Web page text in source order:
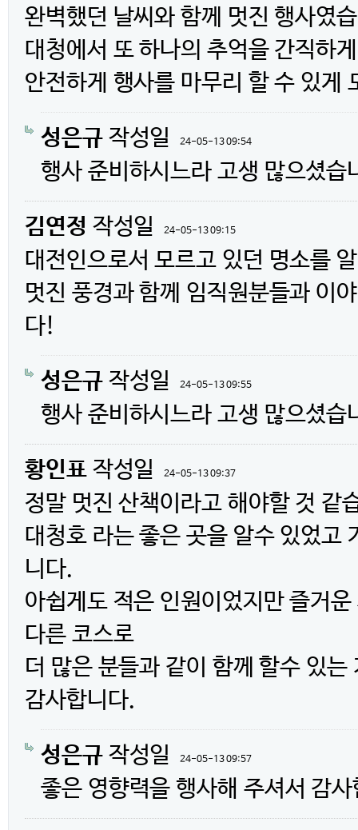
완벽했던 날씨와 함께 멋진 행사였
대청에서 또 하나의 추억을 간직하
안전하게 행사를 마무리 할 수 있게
성은규 작성일 24-05-13 09:54
행사 준비하시느라 고생 많으셨습
김연정 작성일 24-05-13 09:15
대전인으로서 모르고 있던 명소를
멋진 풍경과 함께 임직원분들과 이
다!
성은규 작성일 24-05-13 09:55
행사 준비하시느라 고생 많으셨습
황인표작성일 24-05-13 09:37
정말 멋진 산책이라고 해야할 것 같
대청호 라는 좋은 곳을 알수 있었고
니다.
아쉽게도 적은 인원이었지만 즐거
다른 코스로
더 많은 분들과 같이 함께 할수 있
감사합니다.
성은규 작성일 24-05-13 09:57
좋은 영향력을 행사해 주셔서 감